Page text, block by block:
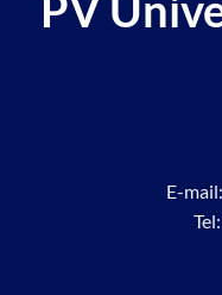
E-mail:
Tel: